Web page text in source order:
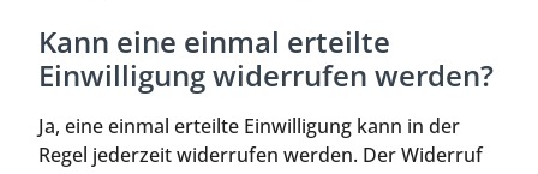
Kann eine einmal erteilte
Einwilligung widerrufen werden?
Ja, eine einmal erteilte Einwilligung kann in der
Regel jederzeit widerrufen werden. Der Widerruf